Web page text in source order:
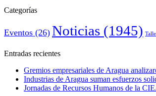
Categorías
Eventos (26) Noticias (1945)
Entradas recientes
Gremios empresariales de Aragua
Industrias de Aragua suman esfuerzos
Jornadas de Recursos Humanos de la